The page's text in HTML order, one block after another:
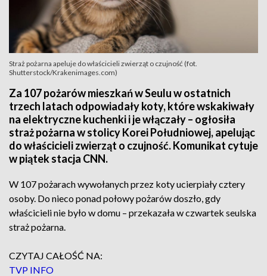
Straż pożarna apeluje do właścicieli zwierząt o czujność (fot.
Shutterstock/Krakenimages.com)
Za 107 pożarów mieszkań w Seulu w ostatnich
trzech latach odpowiadały koty, które wskakiwały
na elektryczne kuchenki i je włączały – ogłosiła
straż pożarna w stolicy Korei Południowej, apelując
do właścicieli zwierząt o czujność. Komunikat cytuje
w piątek stacja CNN.
W 107 pożarach wywołanych przez koty ucierpiały cztery
osoby. Do nieco ponad połowy pożarów doszło, gdy
właścicieli nie było w domu – przekazała w czwartek seulska
straż pożarna.
CZYTAJ CAŁOŚĆ NA:
TVP INFO